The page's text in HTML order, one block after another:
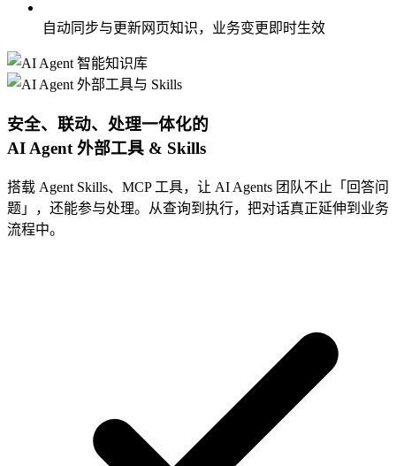
自动同步与更新网页知识，业务变更即时生效
安全、联动、处理一体化的
AI Agent 外部工具 & Skills
搭载 Agent Skills、MCP 工具，让 AI Agents 团队不止「回答问
题」，还能参与处理。从查询到执行，把对话真正延伸到业务
流程中。